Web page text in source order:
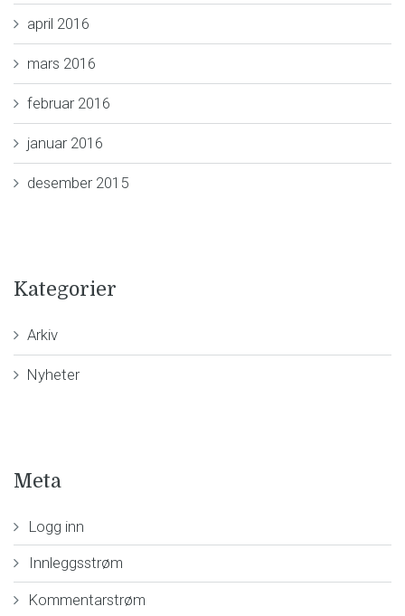
april 2016
mars 2016
februar 2016
januar 2016
desember 2015
Kategorier
Arkiv
Nyheter
Meta
Logg inn
Innleggsstrøm
Kommentarstrøm